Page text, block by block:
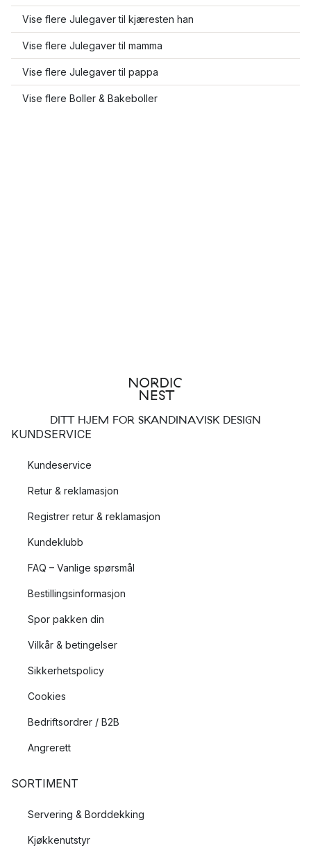
Vise flere Julegaver til kjæresten han
Vise flere Julegaver til mamma
Vise flere Julegaver til pappa
Vise flere Boller & Bakeboller
DITT HJEM FOR SKANDINAVISK DESIGN
KUNDSERVICE
Kundeservice
Retur & reklamasjon
Registrer retur & reklamasjon
Kundeklubb
FAQ – Vanlige spørsmål
Bestillingsinformasjon
Spor pakken din
Vilkår & betingelser
Sikkerhetspolicy
Cookies
Bedriftsordrer / B2B
Angrerett
SORTIMENT
Servering & Borddekking
Kjøkkenutstyr